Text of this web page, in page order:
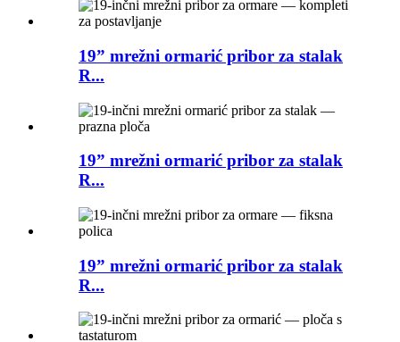
19” mrežni ormarić pribor za stalak
R...
19” mrežni ormarić pribor za stalak
R...
19” mrežni ormarić pribor za stalak
R...